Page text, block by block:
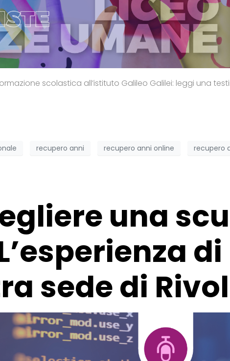
scolastica all’istituto Galileo Galilei: leggi una
recupero anni recupero anni online
recupero
una
sede di